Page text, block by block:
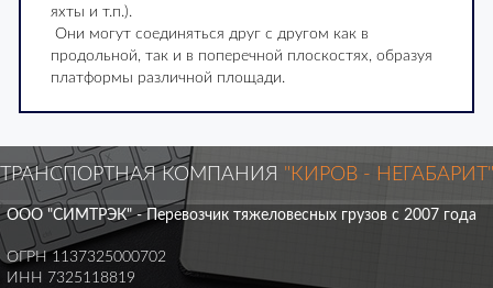
яхты и т.п.).
Они могут соединяться друг с другом как в
продольной, так и в поперечной плоскостях, образуя
платформы различной площади.
ТРАНСПОРТНАЯ КОМПАНИЯ "КИРОВ - НЕГАБАРИТ"
ООО "СИМТРЭК" - Перевозчик тяжеловесных грузов с 2007 года
ОГРН 1137325000702
ИНН 7325118819